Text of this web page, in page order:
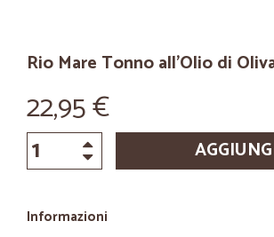
Rio Mare Tonno all'Olio di
22,95 €
Informazioni